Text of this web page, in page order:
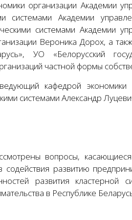
организации Академии
системами Академии
системами Академии
Вероника Дорох, а
УО «Белорусский
частной формы
кафедрой
системами Александр
вопросы,
содействия развитию
развития кластерной
в Республике